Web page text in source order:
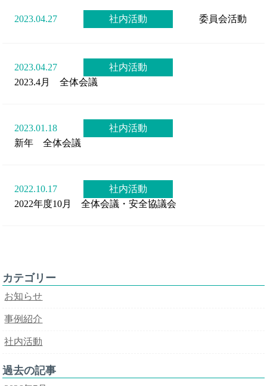
2023.04.27 社内活動 委員会活動
2023.04.27
社内活動
2023.4月 全体会議
2023.01.18
社内活動
新年 全体会議
2022.10.17
社内活動
2022年度10月 全体会議・安全協議会
カテゴリー
お知らせ
事例紹介
社内活動
過去の記事